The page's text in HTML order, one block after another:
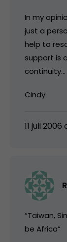
In my
just a
help to
support is
continuity…
Cindy
11 juli 2006
“Taiwan,
be Africa”